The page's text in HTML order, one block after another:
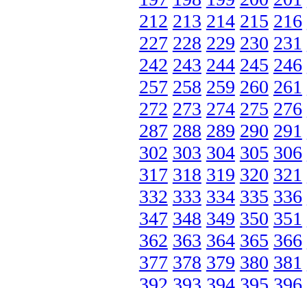
212 213 214 215 216
227 228 229 230 231
242 243 244 245 246
257 258 259 260 261
272 273 274 275 276
287 288 289 290 291
302 303 304 305 306
317 318 319 320 321
332 333 334 335 336
347 348 349 350 351
362 363 364 365 366
377 378 379 380 381